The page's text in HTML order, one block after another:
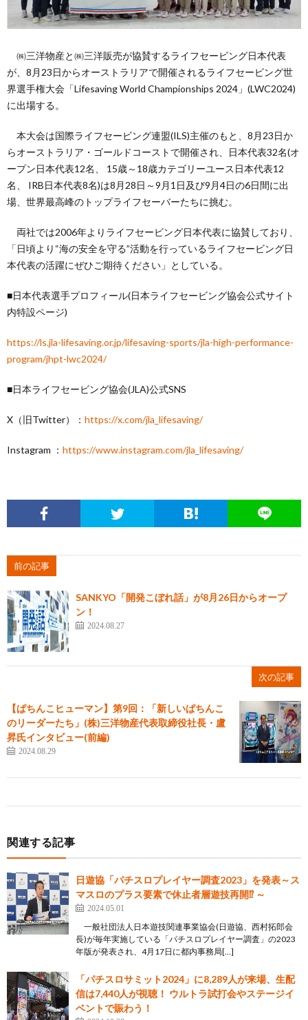
ュ
ス
化
察
ー
ン
問
ー
イ
に
（お
合
㈱三洋物産と㈱三洋販売が協賛するライフセービング日本代表
が、8月23日からオーストラリアで開催されるライフセービング世
界選手権大会「Lifesaving World Championships 2024」(LWC2024)
に出場する。
本大会は国際ライフセービング連盟(ILS)主催のもと、8月23日か
らオーストラリア・ゴールドコーストで開催され、日本代表32名(オ
ープン日本代表12名、 15歳～18歳カテゴリーユース日本代表12
名、 IRB日本代表8名)は8月28日～9月1日及び9月4日の6日間に出
場、世界最高峰のトップライフセーバーたちに挑む。
両社では2006年よりライフセービング日本代表に協賛しており、
「日頃より“海の安全を守る”活動を行っているライフセービング日
本代表の活躍にぜひご期待ください」としている。
■日本代表選手プロフィール(日本ライフセービング協会公式サイト
内特設ページ)
https://ls.jla-lifesaving.or.jp/lifesaving-sports/jla-high-performance-
program/jhpt-lwc2024/
■日本ライフセービング協会(JLA)公式SNS
X（旧Twitter）： https://x.com/jla_lifesaving/
Instagram ： https://www.instagram.com/jla_lifesaving/
前の記事
SANKYO「開発こぼれ話」が8月26日からオープ
ン！
2024.08.27
次の記事
【ぱちんこヒューマン】第9回：「新しいぱちんこ
のリーダーたち」(株)三洋物産代表取締役社長・盧
昇氏インタビュー(前編)
2024.08.29
関連する記事
日遊協「パチスロプレイヤー調査2023」を発表～ス
マスロのプラス要素で休止者層遊技再開⁉ ～
2024.05.01
一般社団法人日本遊技関連事業協会(日遊協、西村拓郎会
長)が毎年実施している「パチスロプレイヤー調査」の2023
年版が発表され、4月17日に都内事務局[…]
「パチスロサミット2024」に8,289人が来場、生配
信は7,440人が視聴！ ウルトラ試打会やステージイ
ベントで賑わう！